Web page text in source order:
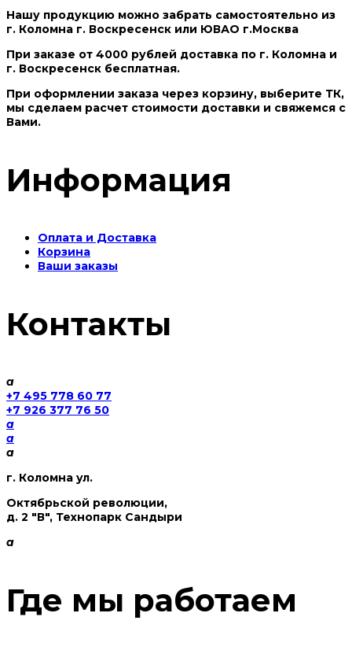
Нашу продукцию можно забрать самостоятельно из
г. Коломна г. Воскресенск или ЮВАО г.Москва
При заказе от 4000 рублей доставка по г. Коломна и
г. Воскресенск бесплатная.
При оформлении заказа через корзину, выберите ТК,
мы сделаем расчет стоимости доставки и свяжемся с
Вами.
Информация
Оплата и Доставка
Корзина
Ваши заказы
Контакты
a
+7 495 778 60 77
+7 926 377 76 50
a
a
a
г. Коломна ул.
Октябрьской революции,
д. 2 "В", Технопарк Сандыри
a
Где мы работаем